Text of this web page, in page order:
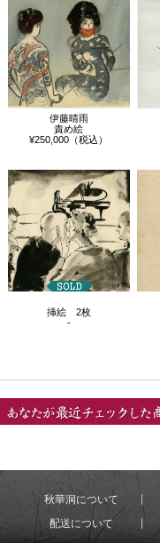
伊藤晴雨
責め絵
¥250,000（税込）
挿絵 2枚
-
秋華洞について
配送について